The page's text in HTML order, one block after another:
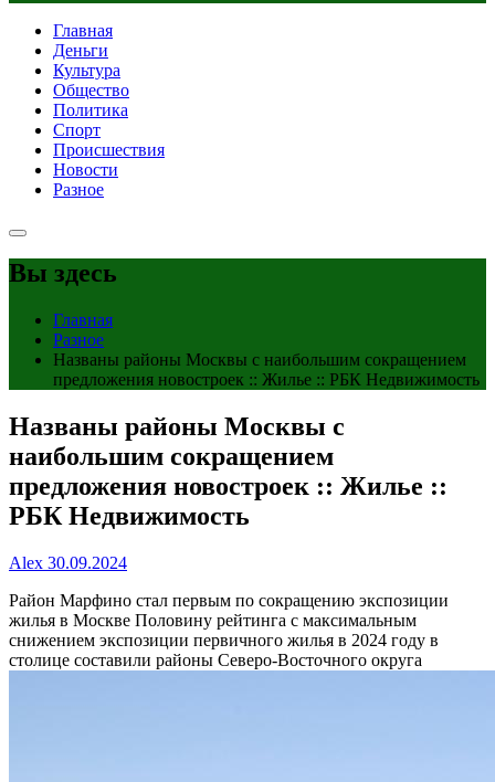
Главная
Деньги
Культура
Общество
Политика
Спорт
Происшествия
Новости
Разное
Вы здесь
Главная
Разное
Названы районы Москвы с наибольшим сокращением
предложения новостроек :: Жилье :: РБК Недвижимость
Названы районы Москвы с
наибольшим сокращением
предложения новостроек :: Жилье ::
РБК Недвижимость
Alex 30.09.2024
Район Марфино стал первым по сокращению экспозиции
жилья в Москве Половину рейтинга с максимальным
снижением экспозиции первичного жилья в 2024 году в
столице составили районы Северо-Восточного округа